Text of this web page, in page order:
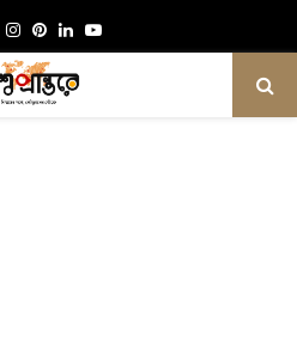
Instagram
Pinterest
LinkedinYoutube